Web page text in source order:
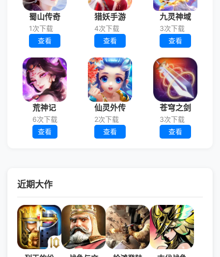
蜀山传奇
1次下载
查看
猎妖手游
4次下载
查看
九灵神域
3次下载
查看
荒神记
6次下载
查看
仙灵外传
2次下载
查看
苍穹之剑
3次下载
查看
近期大作